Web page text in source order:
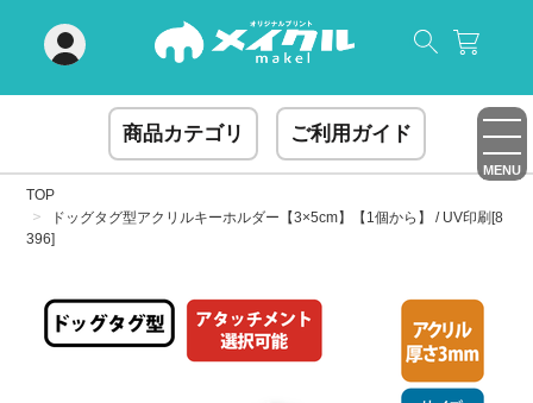
商品カテゴリ ご利用ガイド
MENU
TOP
ドッグタグ型アクリルキーホルダー【3×5cm】【1個から】 / UV印刷[8
396]